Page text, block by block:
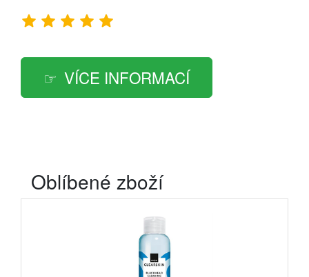
VÍCE INFORMACÍ
Oblíbené zboží